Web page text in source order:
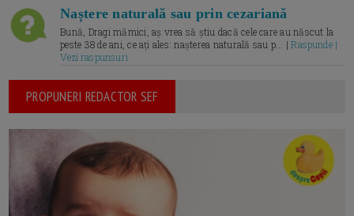
Naștere naturală sau prin cezariană
Bună, Dragi mămici, aș vrea să știu dacă cele care au născut la
peste 38 de ani, ce ați ales: nașterea naturală sau p... |Raspunde |
Vezi raspunsuri
PROPUNERI REDACTOR SEF